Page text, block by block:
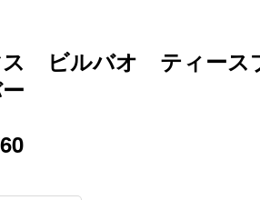
ス ビルバオ ティー